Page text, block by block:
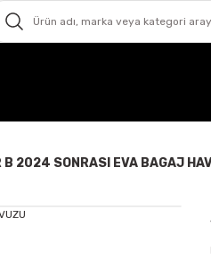
B 2024 SONRASI EVA BAGAJ